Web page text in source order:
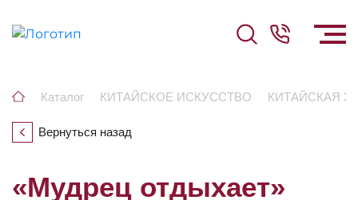
Каталог КИТАЙСКОЕ ИСКУССТВО КИТАЙСКАЯ
Вернуться назад
«Мудрец отдыхает»